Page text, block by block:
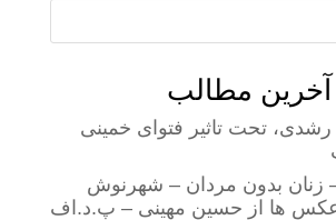
آخرین مطالب
تحت تاثیر فتوای خمینی
– زنان بدون مردان – شهرنوش
ها از حسین مهینی – پ.د.اف